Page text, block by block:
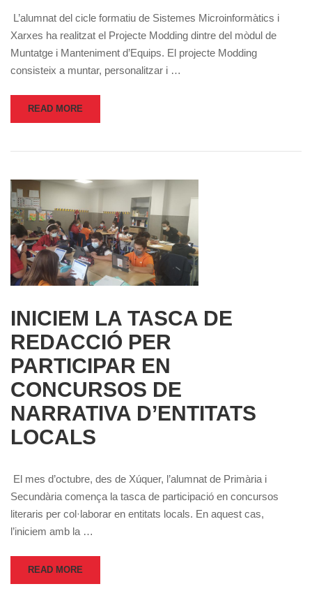
L’alumnat del cicle formatiu de Sistemes Microinformàtics i
Xarxes ha realitzat el Projecte Modding dintre del mòdul de
Muntatge i Manteniment d’Equips. El projecte Modding
consisteix a muntar, personalitzar i …
READ MORE
INICIEM LA TASCA DE
REDACCIÓ PER
PARTICIPAR EN
CONCURSOS DE
NARRATIVA D’ENTITATS
LOCALS
El mes d’octubre, des de Xúquer, l’alumnat de Primària i
Secundària comença la tasca de participació en concursos
literaris per col·laborar en entitats locals. En aquest cas,
l’iniciem amb la …
READ MORE